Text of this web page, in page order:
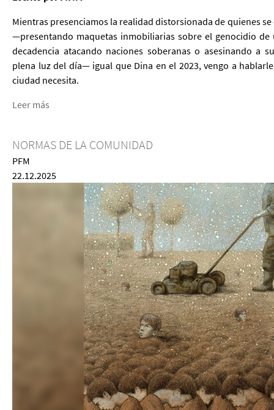
Mientras presenciamos la realidad distorsionada de quienes
—presentando maquetas inmobiliarias sobre el genocidio de
decadencia atacando naciones soberanas o asesinando a
plena luz del día— igual que Dina en el 2023, vengo a
ciudad necesita.
Leer más
NORMAS DE LA COMUNIDAD
PFM
22.12.2025